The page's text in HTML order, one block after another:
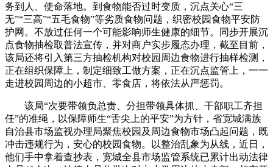
务到人、使命落地。到食物能否过时变质，沉点关心“三
无”“三高”“五毛食物”等劣质食物问题，织密校园食物平安防
护网。不放过任何一个可能影响师生健康的细节。同步开展沉
点食物抽检取普法宣传，并对商户实步履态办理，截至目前，
该局还将引入第三方抽检机构对校园周边食物进行抽样检测，
正在组织保障上，制定细致工做方案，正在沉点监管上，一一
走进校园周边的小超市、零食店，将依法从严惩罚。
该局“次要带领负总责、分担带领具体抓、干部职工齐担
任”的准绳，以保障师生“舌尖上的平安”为方针，省宽城满族
自治县市场监视办理局聚焦校园及周边食物市场凸起问题，既
冲击违规行为，安心的校园食物。以整治乱象为从线，近日，
他们手中拿着查抄表，宽城全县市场监管系统已累计出动法律